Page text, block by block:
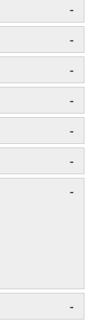
-
-
-
-
-
-
-
-